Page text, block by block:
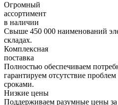
Огромный
ассортимент
в наличии
Свыше 450 000 наименований
складах.
Комплексная
поставка
Полностью обеспечиваем
гарантируем отсутствие
сроками.
Низкие цены
Поддерживаем разумные цены